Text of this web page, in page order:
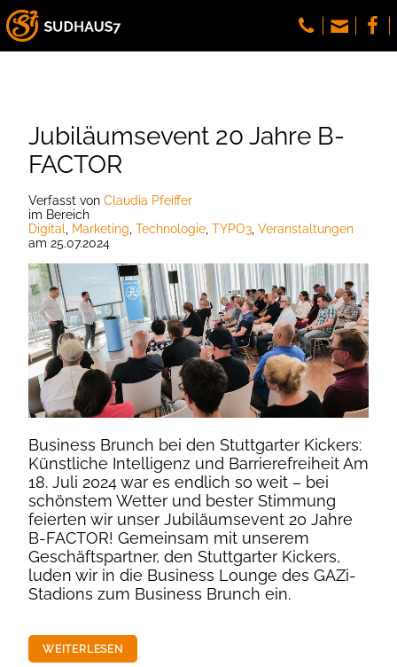
Jubiläumsevent 20 Jahre B-
FACTOR
Verfasst von Claudia Pfeiffer
im Bereich
Digital
Marketing Technologie TYPO3 Veranstaltungen
am 25.07.2024
Business Brunch bei den Stuttgarter Kickers:
Künstliche Intelligenz und Barrierefreiheit Am
18. Juli 2024 war es endlich so weit – bei
schönstem Wetter und bester Stimmung
feierten wir unser Jubiläumsevent 20 Jahre
B-FACTOR! Gemeinsam mit unserem
Geschäftspartner, den Stuttgarter Kickers,
luden wir in die Business Lounge des GAZi-
Stadions zum Business Brunch ein.
WEITERLESEN